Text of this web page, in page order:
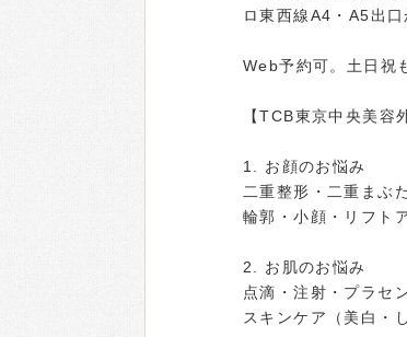
ロ東西線A4・A5出
Web予約可。土日祝
【TCB東京中央美容
1. お顔のお悩み
二重整形・二重まぶ
輪郭・小顔・リフト
2. お肌のお悩み
点滴・注射・プラセ
スキンケア（美白・